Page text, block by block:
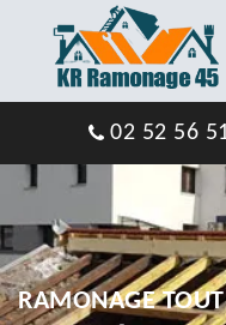
02 52 56
RAMONAGE